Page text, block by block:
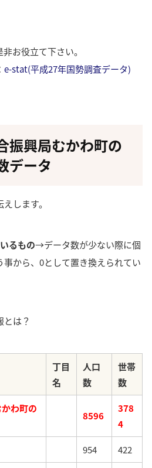
お役立て下さい。
e-stat(平成27年国勢調査データ)
振興局むかわ町の
データ
します。
るもの→データ数が少ない際に個
から、0として置き換えられてい
は？
丁目
名
人口
数
世帯
数
わ町の
8596
378
4
954 422